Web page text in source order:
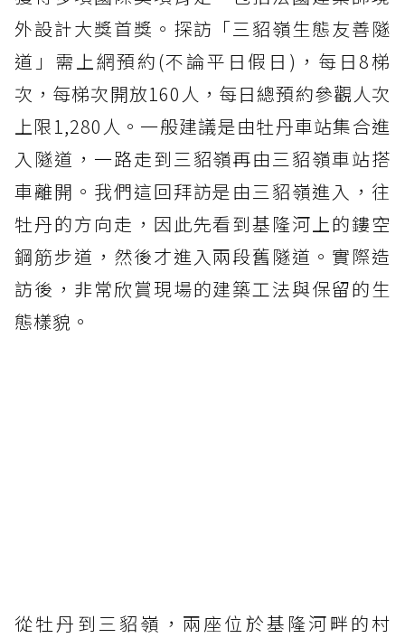
外設計大獎首獎。探訪「三貂嶺生態友善隧
道」需上網預約(不論平日假日)，每日8梯
次，每梯次開放160人，每日總預約參觀人次
上限1,280人。一般建議是由牡丹車站集合進
入隧道，一路走到三貂嶺再由三貂嶺車站搭
車離開。我們這回拜訪是由三貂嶺進入，往
牡丹的方向走，因此先看到基隆河上的鏤空
鋼筋步道，然後才進入兩段舊隧道。實際造
訪後，非常欣賞現場的建築工法與保留的生
態樣貌。
從牡丹到三貂嶺，兩座位於基隆河畔的村